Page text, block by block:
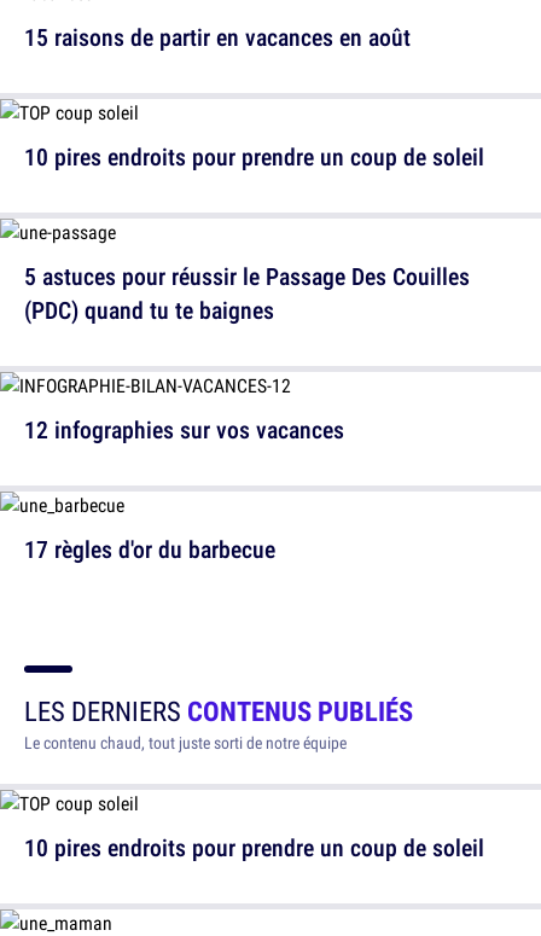
15 raisons de partir en vacances en août
5 astuces pour réussir le Passage Des Couilles
(PDC) quand tu te baignes
17 règles d'or du barbecue
10 pires endroits pour prendre un coup de soleil
12 infographies sur vos vacances
LES DERNIERS CONTENUS PUBLIÉS
Le contenu chaud, tout juste sorti de notre équipe
10 pires endroits pour prendre un coup de soleil